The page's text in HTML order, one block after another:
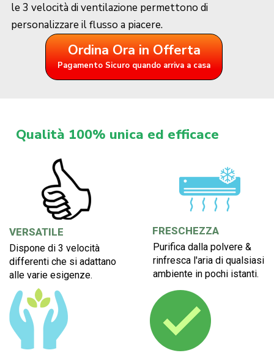
le 3 velocità di ventilazione permettono di
personalizzare il flusso a piacere.
Ordina Ora in Offerta
Pagamento Sicuro quando arriva a casa
Qualità 100% unica ed efficace
VERSATILE
Dispone di 3 velocità
differenti che si adattano
alle varie esigenze.
FRESCHEZZA
Purifica dalla polvere &
rinfresca l'aria di qualsiasi
ambiente in pochi istanti.